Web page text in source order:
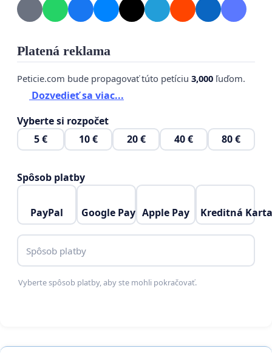
Platená reklama
Peticie.com bude propagovať túto petíciu 3,000 ľuďom.
Dozvedieť sa viac...
Vyberte si rozpočet
5 €
10 € 20 € 40 € 80 €
Spôsob platby
PayPal Google Pay Apple Pay Kreditná Karta
Spôsob platby
Vyberte spôsob platby, aby ste mohli pokračovať.